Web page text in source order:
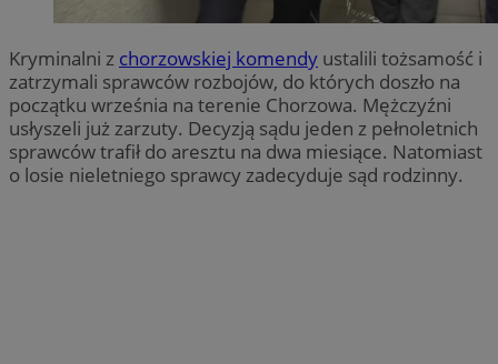
Kryminalni z chorzowskiej komendy ustalili tożsamość i
zatrzymali sprawców rozbojów, do których doszło na
początku września na terenie Chorzowa. Mężczyźni
usłyszeli już zarzuty. Decyzją sądu jeden z pełnoletnich
sprawców trafił do aresztu na dwa miesiące. Natomiast
o losie nieletniego sprawcy zadecyduje sąd rodzinny.